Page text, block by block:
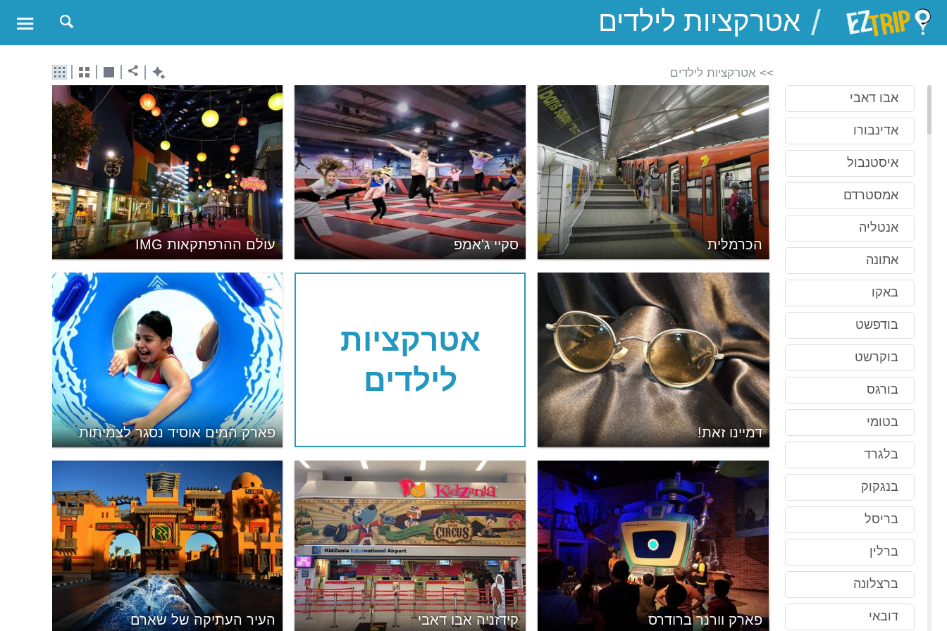
EZTrip
/
אבו דאבי
אדינבורו
איסטנבול
אמסטרדם
אנטליה
אתונה
באקו
בודפשט
בוקרשט
בורגס
בטומי
בלגרד
בנגקוק
בריסל
ברלין
ברצלונה
דובאי
>> אטרקציות לילדים
עולם ההרפתקאות IMG סקיי ג'אמפ הכרמלית
פארק המים אוסיד נסגר לצמיתות
אטרקציות
לילדים
דמיינו זאת!
העיר העתיקה של שארם קידזניה אבו דאבי פארק וורנר ברודרס